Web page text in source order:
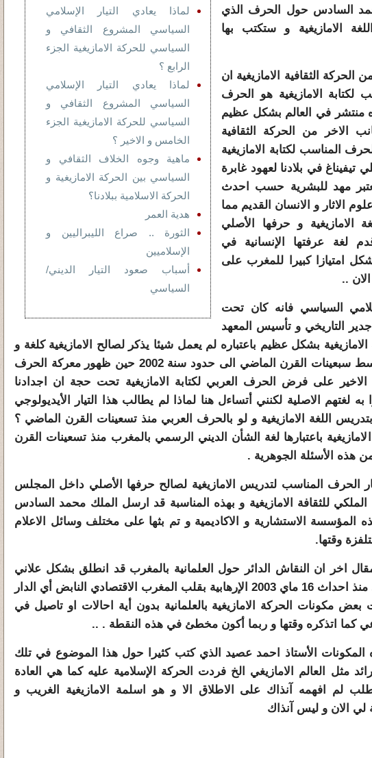
لماذا يعادي التيار الإسلامي
السياسي المشروع الثقافي و
السياسي للحركة الامازيغية الجزء
الرابع ؟
لماذا يعادي التيار الإسلامي
السياسي المشروع الثقافي و
السياسي للحركة الامازيغية الجزء
الخامس و الاخير ؟
ماهية وجوه الخلاف الثقافي و
السياسي بين الحركة الامازيغية و
الحركة الاسلامية ببلادنا؟
هدية العمر
الثورة .. صراع الليبراليين و
الإسلاميين
أسباب صعود التيار الديني/
السياسي
السادس حول الحرف الذي
الامازيغية و ستكتب بها
الحركة الثقافية الامازيغية ان
لكتابة الامازيغية هو الحرف
منتشر في العالم بشكل عظيم
الاخر من الحركة الثقافية
المناسب لكتابة الامازيغية
تيفيناغ في بلادنا لعهود غابرة
مهد للبشرية حسب احدث
الاثار و الانسان القديم مما
الامازيغية و حرفها الأصلي
لغة عرفتها الإنسانية في
امتيازا كبيرا للمغرب على
..
السياسي فانه كان تحت
التاريخي و تأسيس المعهد
الامازيغية بشكل عظيم باعتباره لم يعمل شيئا يذكر لصالح الامازيغية كلغة و
كثقافة منذ أواسط سبعينات القرن الماضي الى حدود سنة 2002 حين ظهور معركة الحرف
على فرض الحرف العربي لكتابة الامازيغية تحت حجة ان اجدادنا
به لغتهم الاصلية لكنني أتساءل هنا لماذا لم يطالب هذا التيار الأيديولوجي
بتدريس اللغة الامازيغية و لو بالحرف العربي منذ تسعينات القرن الماضي ؟
الامازيغية باعتبارها لغة الشأن الديني الرسمي بالمغرب منذ تسعينات القرن
هذه الأسئلة الجوهرية .
الحرف المناسب لتدريس الامازيغية لصالح حرفها الأصلي داخل المجلس
الملكي للثقافة الامازيغية و بهذه المناسبة قد ارسل الملك محمد السادس
المؤسسة الاستشارية و الاكاديمية و تم بثها على مختلف وسائل الاعلام
وقتها.
اخر ان النقاش الدائر حول العلمانية بالمغرب قد انطلق بشكل علاني
منذ 21 سنة أي منذ احداث 16 ماي 2003 الإرهابية بقلب المغرب الاقتصادي النابض أي الدار
بعض مكونات الحركة الامازيغية بالعلمانية بدون أية احالات او تاصيل في
كما اتذكره وقتها و ربما أكون مخطئ في هذه النقطة . ..
الأستاذ احمد عصيد الذي كتب كثيرا حول هذا الموضوع في تلك
مثل العالم الامازيغي الخ فردت الحركة الإسلامية عليه كما هي العادة
بمطلب لم افهمه آنذاك على الاطلاق الا و هو اسلمة الامازيغية الغريب و
لي الان و ليس آنذاك